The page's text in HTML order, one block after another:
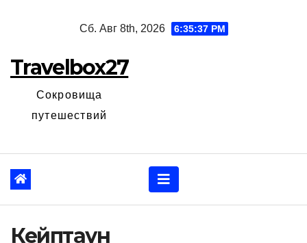
Сб. Авг 8th, 2026 6:35:38 PM
Travelbox27
Сокровища
путешествий
Кейптаун